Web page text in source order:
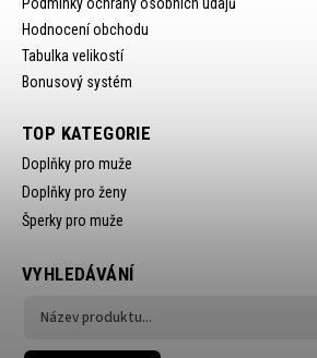
Hodnocení obchodu
Tabulka velikostí
Bonusový systém
TOP KATEGORIE
Doplňky pro muže
Doplňky pro ženy
Šperky pro muže
VYHLEDÁVÁNÍ